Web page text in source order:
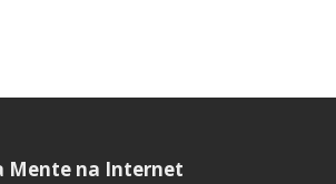
Mente na Internet